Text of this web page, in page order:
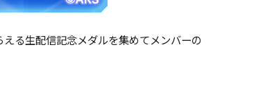
る生配信記念メダルを集めてメンバーの